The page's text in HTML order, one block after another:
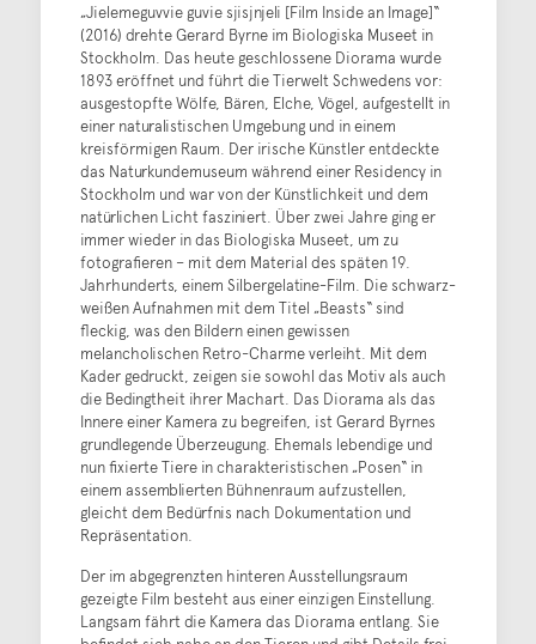
„Jielemeguvvie guvie sjisjnjeli [Film Inside an Image]“
(2016) drehte Gerard Byrne im Biologiska Museet in
Stockholm. Das heute geschlossene Diorama wurde
1893 eröffnet und führt die Tierwelt Schwedens vor:
ausgestopfte Wölfe, Bären, Elche, Vögel, aufgestellt in
einer naturalistischen Umgebung und in einem
kreisförmigen Raum. Der irische Künstler entdeckte
das Naturkundemuseum während einer Residency in
Stockholm und war von der Künstlichkeit und dem
natürlichen Licht fasziniert. Über zwei Jahre ging er
immer wieder in das Biologiska Museet, um zu
fotografieren – mit dem Material des späten 19.
Jahrhunderts, einem Silbergelatine-Film. Die schwarz-
weißen Aufnahmen mit dem Titel „Beasts“ sind
fleckig, was den Bildern einen gewissen
melancholischen Retro-Charme verleiht. Mit dem
Kader gedruckt, zeigen sie sowohl das Motiv als auch
die Bedingtheit ihrer Machart. Das Diorama als das
Innere einer Kamera zu begreifen, ist Gerard Byrnes
grundlegende Überzeugung. Ehemals lebendige und
nun fixierte Tiere in charakteristischen „Posen“ in
einem assemblierten Bühnenraum aufzustellen,
gleicht dem Bedürfnis nach Dokumentation und
Repräsentation.
Der im abgegrenzten hinteren Ausstellungsraum
gezeigte Film besteht aus einer einzigen Einstellung.
Langsam fährt die Kamera das Diorama entlang. Sie